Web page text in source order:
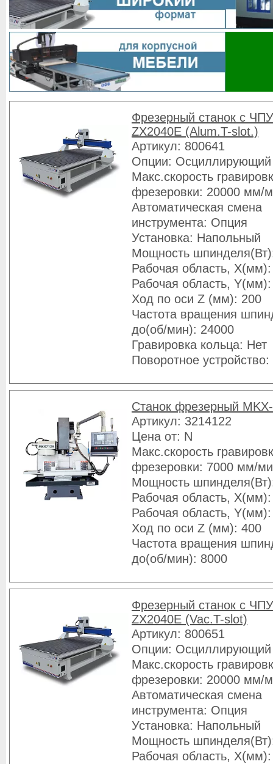
Фрезерный станок с
ZX2040E (Alum.T-slot.)
Артикул: 800641
Опции:
Макс.скорость
фрезеровки: 20000 мм/
Автоматическая смена
инструмента: Опция
Установка: Напольный
Мощность
Рабочая область,
Рабочая область,
Ход по оси Z (мм): 200
Частота вращения
до(об/мин): 24000
Гравировка кольца: Нет
Поворотное
Станок фрезерный
Артикул: 3214122
Цена от: N
Макс.скорость
фрезеровки: 7000 мм/
Мощность
Рабочая область,
Рабочая область,
Ход по оси Z (мм): 400
Частота вращения
до(об/мин): 8000
Фрезерный станок с
ZX2040E (Vac.T-slot)
Артикул: 800651
Опции:
Макс.скорость
фрезеровки: 20000 мм/
Автоматическая смена
инструмента: Опция
Установка: Напольный
Мощность
Рабочая область,